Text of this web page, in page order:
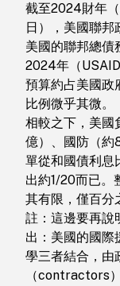
截至2024財年
日），美國聯邦
美國的聯邦總債
2024年（
預算約占美國政
比例微乎其微。
相較之下，美國
億）、國防（約
單從和國債利息
出約1/20而已。
其有限，僅百分
註：這邊要再說
出：美國的國際
學三者結合，由
（contractors